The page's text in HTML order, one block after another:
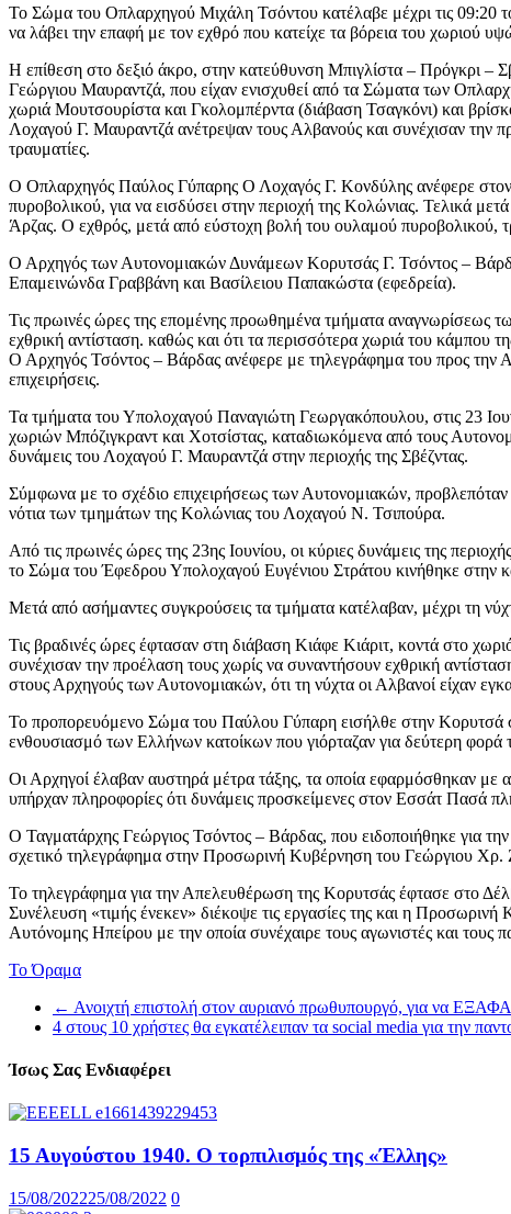
Το Σώμα του Οπλαρχηγού Μιχάλη Τσόντου κατέλαβε μέχρι τις 09:20
να λάβει την επαφή με τον εχθρό που κατείχε τα βόρεια του χωριού
Η επίθεση στο δεξιό άκρο, στην κατεύθυνση Μπιγλίστα – Πρόγκρι –
Γεώργιου Μαυραντζά, που είχαν ενισχυθεί από τα Σώματα των
χωριά Μουτσουρίστα και Γκολομπέρντα (διάβαση Τσαγκόνι) και
Λοχαγού Γ. Μαυραντζά ανέτρεψαν τους Αλβανούς και συνέχισαν την
τραυματίες.
Ο Οπλαρχηγός Παύλος Γύπαρης Ο Λοχαγός Γ. Κονδύλης ανέφερε στον
πυροβολικού, για να εισδύσει στην περιοχή της Κολώνιας. Τελικά
Άρζας. Ο εχθρός, μετά από εύστοχη βολή του ουλαμού
Ο Αρχηγός των Αυτονομιακών Δυνάμεων Κορυτσάς Γ. Τσόντος –
Επαμεινώνδα Γραββάνη και Βασίλειου Παπακώστα (εφεδρεία).
Τις πρωινές ώρες της επομένης προωθημένα τμήματα αναγνωρίσεως
εχθρική αντίσταση. καθώς και ότι τα περισσότερα χωριά του
Ο Αρχηγός Τσόντος – Βάρδας ανέφερε με τηλεγράφημα του προς την
επιχειρήσεις.
Τα τμήματα του Υπολοχαγού Παναγιώτη Γεωργακόπουλου, στις 23
χωριών Μπόζιγκραντ και Χοτσίστας, καταδιωκόμενα από τους
δυνάμεις του Λοχαγού Γ. Μαυραντζά στην περιοχής της Σβέζντας.
Σύμφωνα με το σχέδιο επιχειρήσεως των Αυτονομιακών,
νότια των τμημάτων της Κολώνιας του Λοχαγού Ν. Τσιπούρα.
Από τις πρωινές ώρες της 23ης Ιουνίου, οι κύριες δυνάμεις της
το Σώμα του Έφεδρου Υπολοχαγού Ευγένιου Στράτου κινήθηκε στην
Μετά από ασήμαντες συγκρούσεις τα τμήματα κατέλαβαν, μέχρι τη
Τις βραδινές ώρες έφτασαν στη διάβαση Κιάφε Κιάριτ, κοντά στο
συνέχισαν την προέλαση τους χωρίς να συναντήσουν εχθρική
στους Αρχηγούς των Αυτονομιακών, ότι τη νύχτα οι Αλβανοί είχαν
Το προπορευόμενο Σώμα του Παύλου Γύπαρη εισήλθε στην Κορυτσά
ενθουσιασμό των Ελλήνων κατοίκων που γιόρταζαν για δεύτερη
Οι Αρχηγοί έλαβαν αυστηρά μέτρα τάξης, τα οποία εφαρμόσθηκαν με
υπήρχαν πληροφορίες ότι δυνάμεις προσκείμενες στον Εσσάτ Πασά
Ο Ταγματάρχης Γεώργιος Τσόντος – Βάρδας, που ειδοποιήθηκε για
σχετικό τηλεγράφημα στην Προσωρινή Κυβέρνηση του Γεώργιου
Το τηλεγράφημα για την Απελευθέρωση της Κορυτσάς έφτασε στο
Συνέλευση «τιμής ένεκεν» διέκοψε τις εργασίες της και η
Αυτόνομης Ηπείρου με την οποία συνέχαιρε τους αγωνιστές και τους
Το Όραμα
← Ανοιχτή επιστολή στον αυριανό πρωθυπουργό, για να
4 στους 10 χρήστες θα εγκατέλειπαν τα social media για την
Ίσως Σας Ενδιαφέρει
15 Αυγούστου 1940. Ο τορπιλισμός της «Έλλης»
15/08/202225/08/2022 0